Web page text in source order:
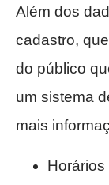
Além dos
cadastro,
do público
um sistema
mais